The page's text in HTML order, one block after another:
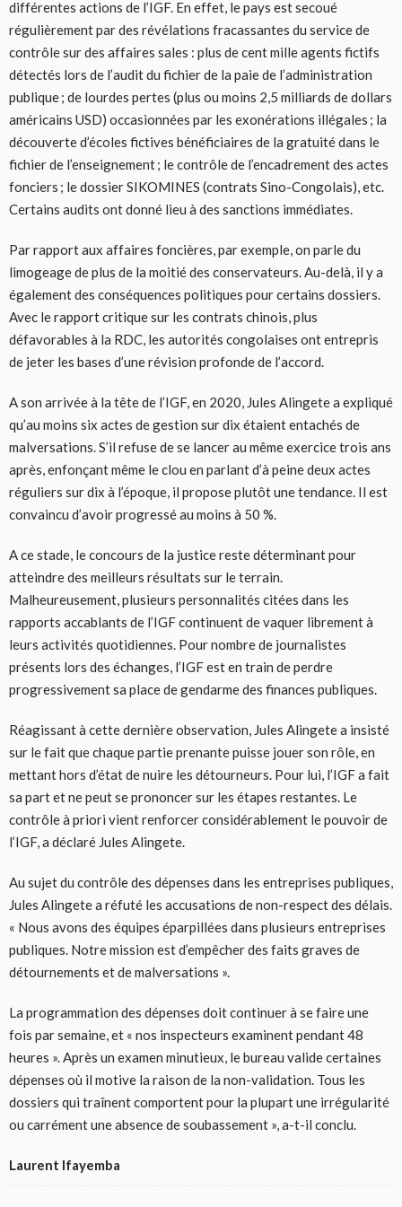
différentes actions de l’IGF. En effet, le pays est secoué
régulièrement par des révélations fracassantes du service de
contrôle sur des affaires sales : plus de cent mille agents fictifs
détectés lors de l’audit du fichier de la paie de l’administration
publique ; de lourdes pertes (plus ou moins 2,5 milliards de dollars
américains USD) occasionnées par les exonérations illégales ; la
découverte d’écoles fictives bénéficiaires de la gratuité dans le
fichier de l’enseignement ; le contrôle de l’encadrement des actes
fonciers ; le dossier SIKOMINES (contrats Sino-Congolais), etc.
Certains audits ont donné lieu à des sanctions immédiates.
Par rapport aux affaires foncières, par exemple, on parle du
limogeage de plus de la moitié des conservateurs. Au-delà, il y a
également des conséquences politiques pour certains dossiers.
Avec le rapport critique sur les contrats chinois, plus
défavorables à la RDC, les autorités congolaises ont entrepris
de jeter les bases d’une révision profonde de l’accord.
A son arrivée à la tête de l’IGF, en 2020, Jules Alingete a expliqué
qu’au moins six actes de gestion sur dix étaient entachés de
malversations. S’il refuse de se lancer au même exercice trois ans
après, enfonçant même le clou en parlant d’à peine deux actes
réguliers sur dix à l’époque, il propose plutôt une tendance. Il est
convaincu d’avoir progressé au moins à 50 %.
A ce stade, le concours de la justice reste déterminant pour
atteindre des meilleurs résultats sur le terrain.
Malheureusement, plusieurs personnalités citées dans les
rapports accablants de l’IGF continuent de vaquer librement à
leurs activités quotidiennes. Pour nombre de journalistes
présents lors des échanges, l’IGF est en train de perdre
progressivement sa place de gendarme des finances publiques.
Réagissant à cette dernière observation, Jules Alingete a insisté
sur le fait que chaque partie prenante puisse jouer son rôle, en
mettant hors d’état de nuire les détourneurs. Pour lui, l’IGF a fait
sa part et ne peut se prononcer sur les étapes restantes. Le
contrôle à priori vient renforcer considérablement le pouvoir de
l’IGF, a déclaré Jules Alingete.
Au sujet du contrôle des dépenses dans les entreprises publiques,
Jules Alingete a réfuté les accusations de non-respect des délais.
« Nous avons des équipes éparpillées dans plusieurs entreprises
publiques. Notre mission est d’empêcher des faits graves de
détournements et de malversations ».
La programmation des dépenses doit continuer à se faire une
fois par semaine, et « nos inspecteurs examinent pendant 48
heures ». Après un examen minutieux, le bureau valide certaines
dépenses où il motive la raison de la non-validation. Tous les
dossiers qui traînent comportent pour la plupart une irrégularité
ou carrément une absence de soubassement », a-t-il conclu.
Laurent Ifayemba